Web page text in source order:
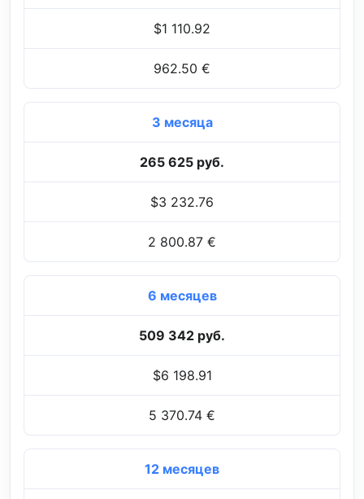
$1 110.92
962.50 €
3 месяца
265 625 руб.
$3 232.76
2 800.87 €
6 месяцев
509 342 руб.
$6 198.91
5 370.74 €
12 месяцев